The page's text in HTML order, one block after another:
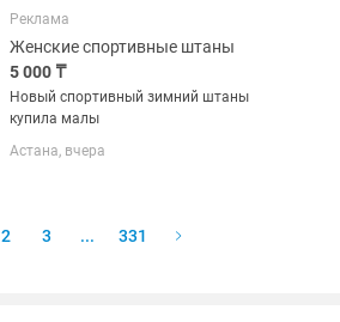
повседневной носки,...
Реклама
Женские спортивные штаны
5 000 ₸
Новый спортивный зимний штаны
купила малы
Астана, вчера
2 3 ... 331